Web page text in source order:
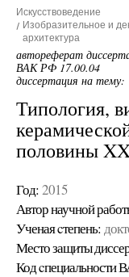
Искусствоведение
Изобразительное и
архитектура
автореферат
ВАК РФ 17.00.04
диссертация на тему:
Типология,
половины
Год: 2015
Автор научной
Ученая cтепень:
Место защиты
Код cпециальности